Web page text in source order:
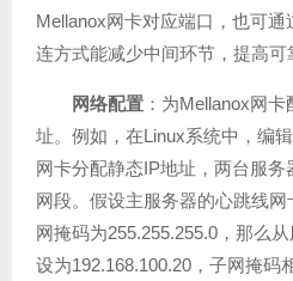
Mellanox网卡对应端口，也可通
连方式能减少中间环节，提高可
网络配置 ：为Mellanox网
址。例如，在Linux系统中，编
网卡分配静态IP地址，两台服
网段。假设主服务器的心跳线网
网掩码为255.255.255.0，那么
设为192.168.100.20，子网掩码